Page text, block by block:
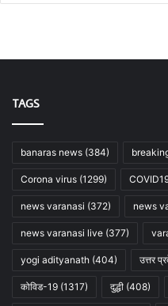
TAGS
banaras news (384)
Corona virus (1299)
news varanasi (372) news
news varanasi live (377)
yogi adityanath (404) उत्तर
कोविड-19 (1317) दुद्धी (408)